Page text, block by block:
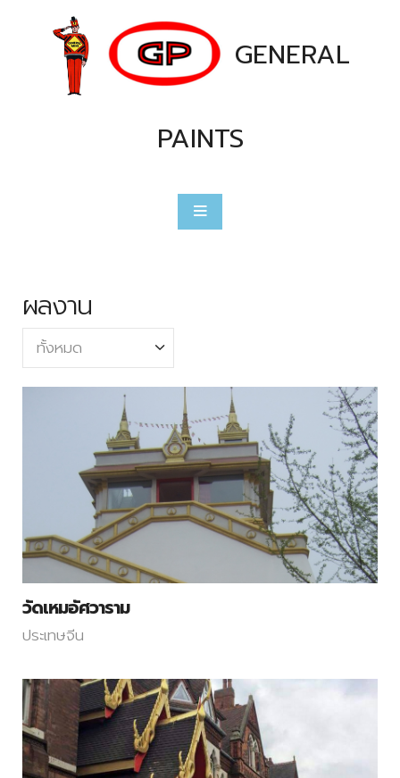
GENERAL
PAINTS
ผลงาน
ทั้งหมด
วัดเหมอัศวาราม
ประเทษจีน